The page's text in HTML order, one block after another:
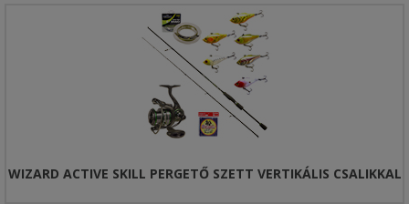
WIZARD ACTIVE SKILL PERGETŐ SZETT VERTIKÁLIS CSALIKKAL